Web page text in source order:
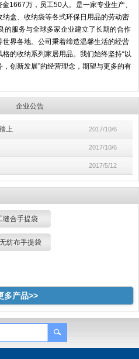
1667万，员工50人。是一家专业生产、
盒、收纳袋等各式环保日用品的劳动密
的服务与全球多家企业建立了长期的合作
界各地。公司秉着缔造温馨生活的经营
的收纳系列家居用品。我们始终坚持“以
创新发展”的经营理念，期望与更多的有
企业公告
上 2017/10/6
2017/10/6
2017/5/12
缝合手提袋
纺布手提袋
多产品>>